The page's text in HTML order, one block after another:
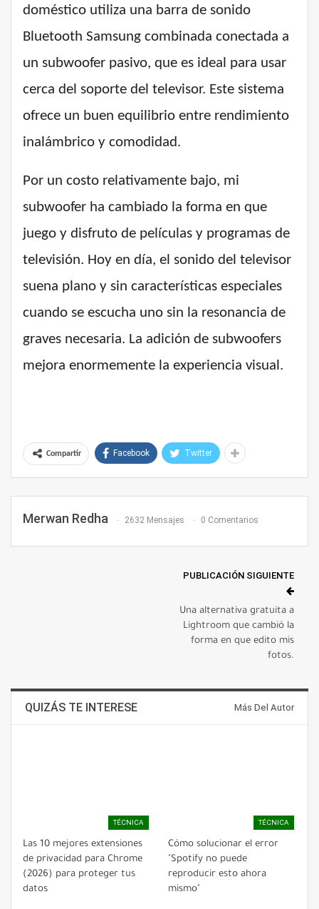
doméstico utiliza una barra de sonido
Bluetooth Samsung combinada conectada a
un subwoofer pasivo, que es ideal para usar
cerca del soporte del televisor. Este sistema
ofrece un buen equilibrio entre rendimiento
inalámbrico y comodidad.
Por un costo relativamente bajo, mi
subwoofer ha cambiado la forma en que
juego y disfruto de películas y programas de
televisión. Hoy en día, el sonido del televisor
suena plano y sin características especiales
cuando se escucha uno sin la resonancia de
graves necesaria. La adición de subwoofers
mejora enormemente la experiencia visual.
Compartir Facebook Twitter
Merwan Redha 2632 Mensajes 0 Comentarios
PUBLICACIÓN SIGUIENTE
Una alternativa gratuita a
Lightroom que cambió la
forma en que edito mis
fotos.
QUIZÁS TE INTERESE Más Del Autor
TÉCNICA
Las 10 mejores extensiones
de privacidad para Chrome
(2026) para proteger tus
datos
TÉCNICA
Cómo solucionar el error
"Spotify no puede
reproducir esto ahora
mismo"